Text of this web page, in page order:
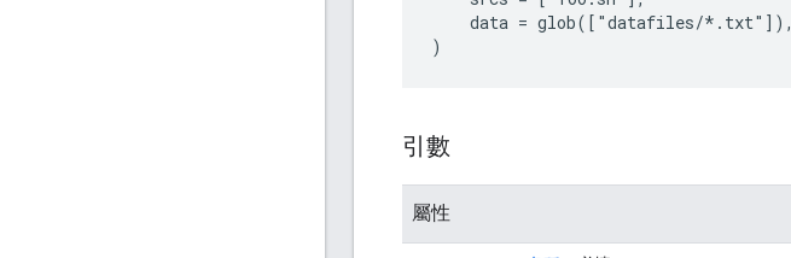
    data = glob(["datafiles/*.txt"]),
引數
屬性